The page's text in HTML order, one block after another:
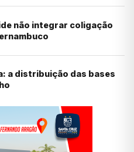
não integrar coligação
a distribuição das bases